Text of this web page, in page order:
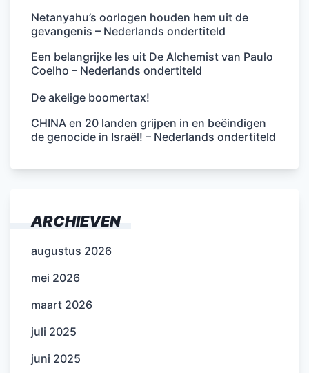
Netanyahu’s oorlogen houden hem uit de
gevangenis – Nederlands ondertiteld
Een belangrijke les uit De Alchemist van Paulo
Coelho – Nederlands ondertiteld
De akelige boomertax!
CHINA en 20 landen grijpen in en beëindigen
de genocide in Israël! – Nederlands ondertiteld
ARCHIEVEN
augustus 2026
mei 2026
maart 2026
juli 2025
juni 2025